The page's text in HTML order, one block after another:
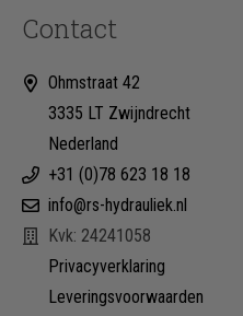
Contact
Ohmstraat 42
3335 LT Zwijndrecht
Nederland
+31 (0)78 623 18 18
info@rs-hydrauliek.nl
Kvk: 24241058
Privacyverklaring
Leveringsvoorwaarden